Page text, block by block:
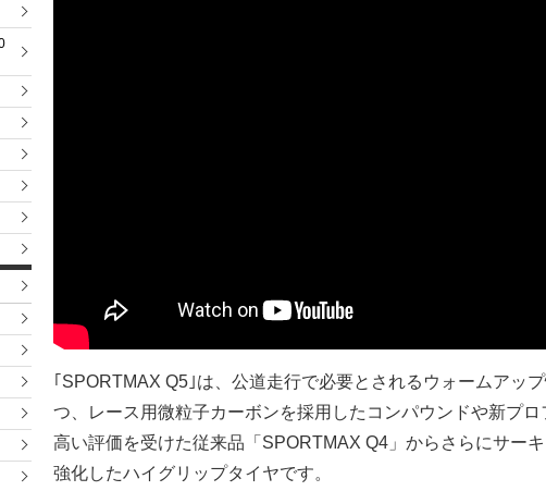
｢SPORTMAX Q5｣は、公道走行で必要とされるウォームアッ
つ、レース用微粒子カーボンを採用したコンパウンドや新プ
高い評価を受けた従来品「SPORTMAX Q4」からさらにサー
強化したハイグリップタイヤです。